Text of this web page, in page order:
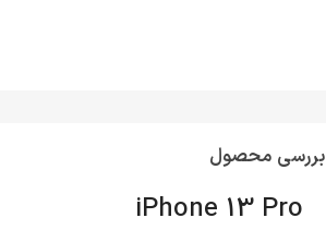
بررسی محصول
iPhone 13 Pro